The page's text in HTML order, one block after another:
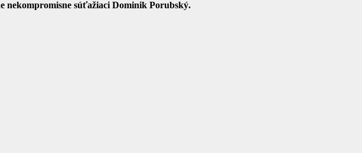
nekompromisne súťažiaci Dominik Porubský.